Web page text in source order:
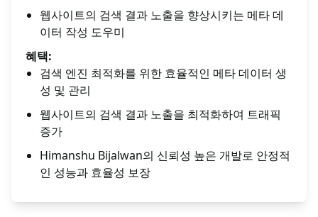
웹사이트의 검색 결과 노출을 향상시키는 메타 데
이터 작성 도우미
혜택:
검색 엔진 최적화를 위한 효율적인 메타 데이터 생
성 및 관리
웹사이트의 검색 결과 노출을 최적화하여 트래픽
증가
Himanshu Bijalwan의 신뢰성 높은 개발로 안정적
인 성능과 효율성 보장